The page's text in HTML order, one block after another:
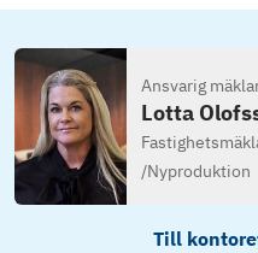
Ansvarig
Lotta
/Nyproduktion
Till